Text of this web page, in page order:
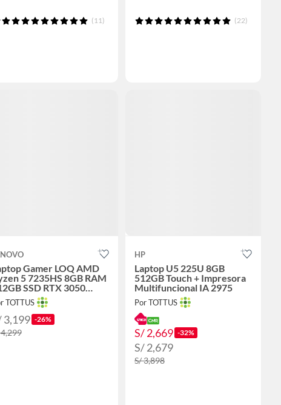
(11) (22)
Gamer LOQ AMD
5 7235HS 8GB RAM
SSD RTX 3050
FHD 144 Hz
TOTTUS
3,199 -26%
HP
Laptop U5 225U 8GB
512GB Touch + Impresora
Multifuncional IA 2975
Por TOTTUS
S/ 2,669 -32%
S/ 2,679
S/ 3,898